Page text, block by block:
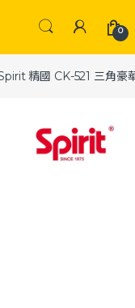
0
精國 CK-521 三角豪